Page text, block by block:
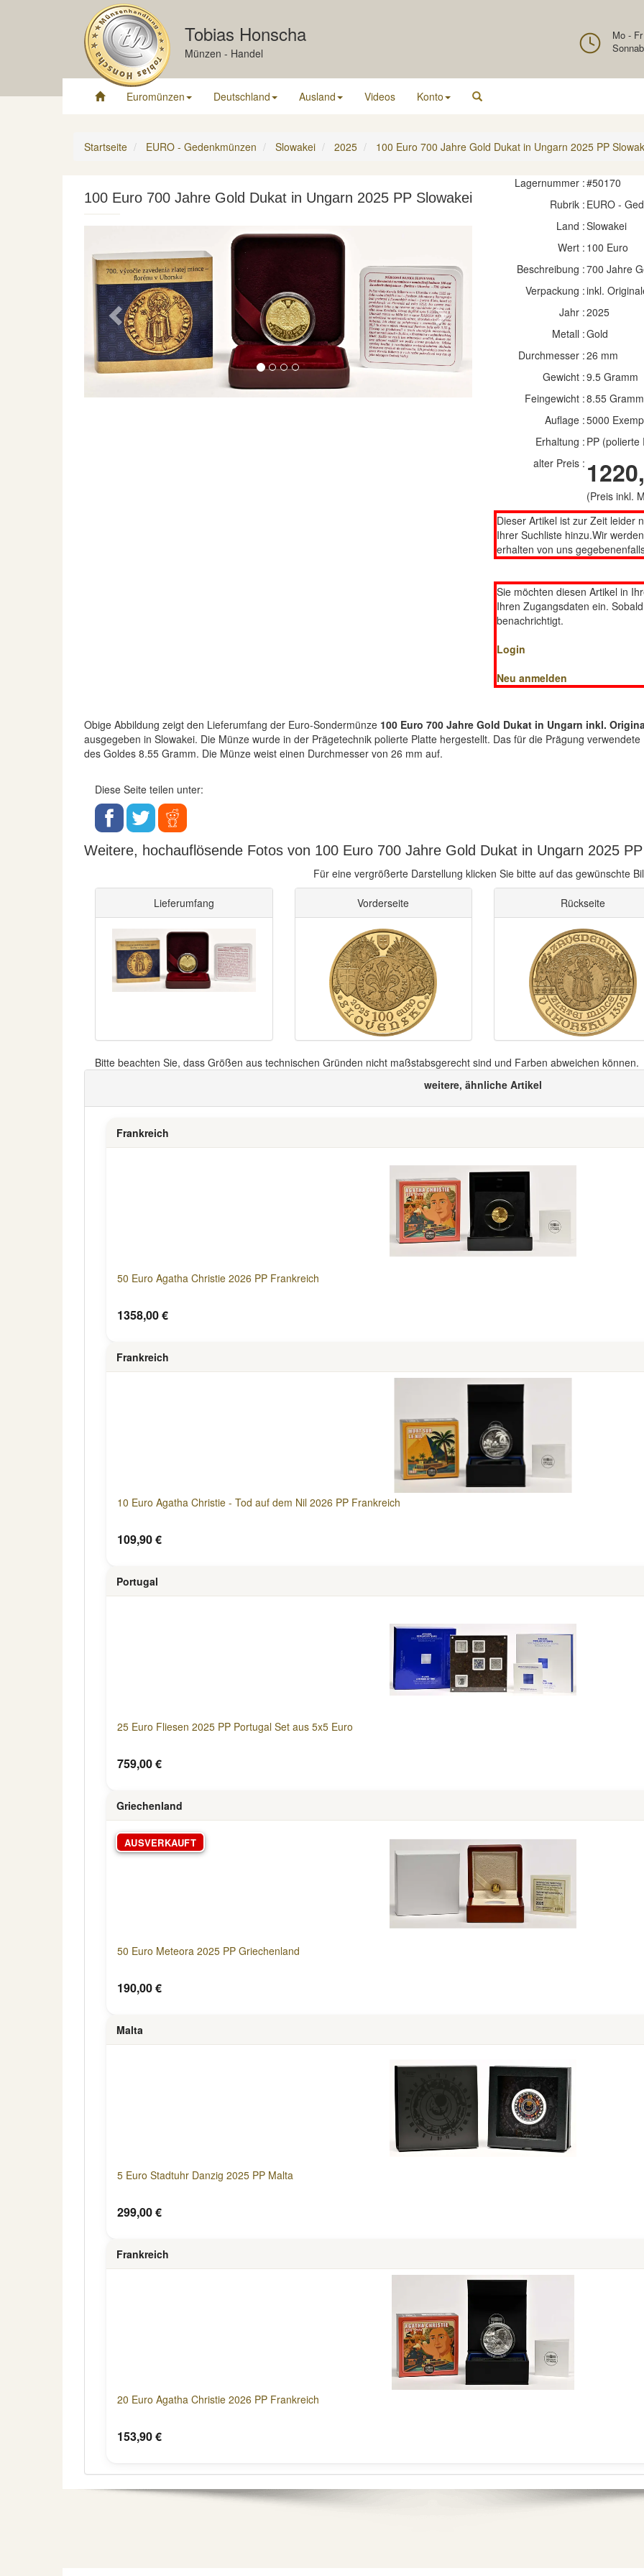
Tobias Honscha
Münzen - Handel
Mo -
Euromünzen Deutschland Ausland Videos Konto
Startseite EURO - Gedenkmünzen Slowakei 2025 100 Euro 700 Jahre Gold Dukat in Ungarn 2025 PP
100 Euro 700 Jahre Gold Dukat in Ungarn 2025 PP Slowakei
Previous Next
Lagernummer :#50170
Rubrik : EURO -
Land :Slowakei
Wert : 100 Euro
Beschreibung :700 Jahre
Verpackung :inkl.
Jahr :2025
Metall :Gold
Durchmesser :26 mm
Gewicht :9.5 Gramm
Feingewicht :8.55 Gramm
Auflage :5000
Erhaltung : PP (polierte
alter Preis :
(Preis inkl.
Dieser Artikel ist zur Zeit leider
Ihrer Suchliste hinzu.Wir
erhalten von uns
Sie möchten diesen Artikel in
Ihren Zugangsdaten ein.
benachrichtigt.
Login
Neu anmelden
Obige Abbildung zeigt den Lieferumfang der Euro-Sondermünze 100 Euro 700 Jahre Gold Dukat in Ungarn inkl.
ausgegeben in Slowakei. Die Münze wurde in der Prägetechnik polierte Platte hergestellt. Das für die Prägung
des Goldes 8.55 Gramm. Die Münze weist einen Durchmesser von 26 mm auf.
Diese Seite teilen unter:
Weitere, hochauflösende Fotos von 100 Euro 700 Jahre Gold Dukat in Ungarn 2025
Für eine vergrößerte Darstellung klicken Sie bitte auf das gewünschte
Lieferumfang Vorderseite Rückseite
Bitte beachten Sie, dass Größen aus technischen Gründen nicht maßstabsgerecht sind und Farben abweichen können.
weitere, ähnliche Artikel
Frankreich
50 Euro Agatha Christie 2026 PP Frankreich
1358,00 €
Frankreich
10 Euro Agatha Christie - Tod auf dem Nil 2026 PP Frankreich
109,90 €
Portugal
25 Euro Fliesen 2025 PP Portugal Set aus 5x5 Euro
759,00 €
Griechenland
AUSVERKAUFT
50 Euro Meteora 2025 PP Griechenland
190,00 €
Malta
5 Euro Stadtuhr Danzig 2025 PP Malta
299,00 €
Frankreich
20 Euro Agatha Christie 2026 PP Frankreich
153,90 €